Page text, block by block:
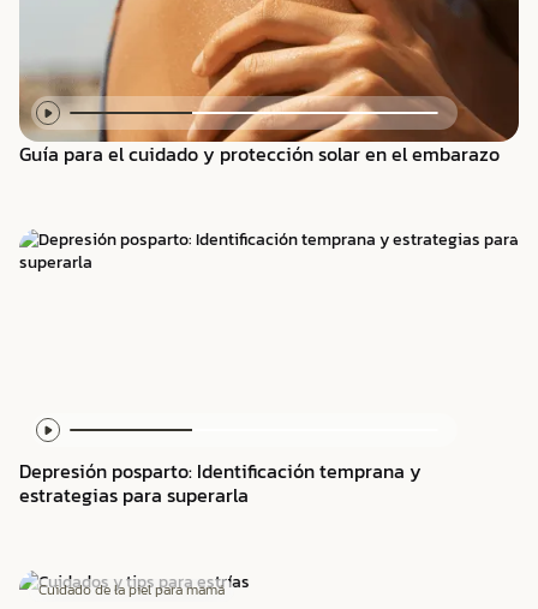
Guía para el cuidado y protección solar en el embarazo
Depresión posparto: Identificación temprana y
estrategias para superarla
Cuidado de la piel para mamá